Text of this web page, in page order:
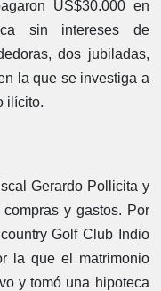
US$30.000 en
sin intereses de
dos jubiladas,
la que se investiga a
ilícito.
Gerardo Pollicita y
y gastos. Por
Golf Club Indio
la que el matrimonio
y tomó una hipoteca